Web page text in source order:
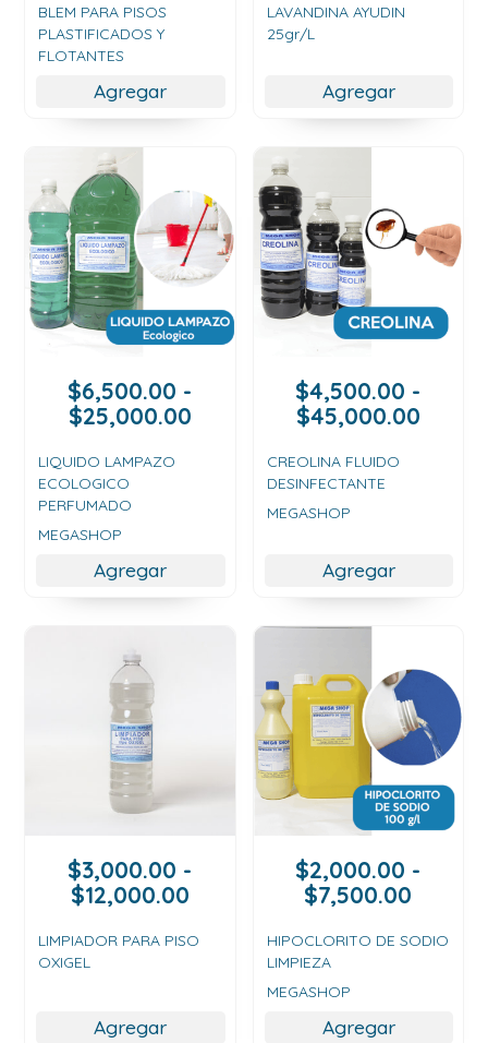
precios:
BLEM PARA PISOS
PLASTIFICADOS Y
FLOTANTES
Agregar
LAVANDINA AYUDIN
25gr/L
Agregar
$6,500.00 -
$25,000.00Rango
precios:
$6,500.00
LIQUIDO LAMPAZO
ECOLOGICO
PERFUMADO
MEGASHOP
Agregar
$4,500.00 -
$45,000.00
CREOLINA FLUIDO
DESINFECTANTE
MEGASHOP
Agregar
$3,000.00 -
$12,000.00Rango
precios:
$3,000.00
LIMPIADOR PARA PISO
OXIGEL
Agregar
$2,000.00 -
$7,500.00
HIPOCLORITO DE SODIO
LIMPIEZA
MEGASHOP
Agregar